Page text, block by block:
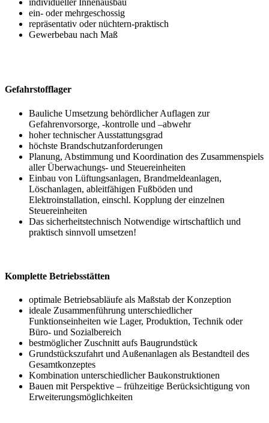
individueller Innenausbau
ein- oder mehrgeschossig
repräsentativ oder nüchtern-praktisch
Gewerbebau nach Maß
Gefahrstofflager
Bauliche Umsetzung behördlicher Auflagen zur
Gefahrenvorsorge, -kontrolle und –abwehr
hoher technischer Ausstattungsgrad
höchste Brandschutzanforderungen
Planung, Abstimmung und Koordination des Zusammenspiels
aller Überwachungs- und Steuereinheiten
Einbau von Lüftungsanlagen, Brandmeldeanlagen,
Löschanlagen, ableitfähigen Fußböden und
Elektroinstallation, einschl. Kopplung der einzelnen
Steuereinheiten
Das sicherheitstechnisch Notwendige wirtschaftlich und
praktisch sinnvoll umsetzen!
Komplette Betriebsstätten
optimale Betriebsabläufe als Maßstab der Konzeption
ideale Zusammenführung unterschiedlicher
Funktionseinheiten wie Lager, Produktion, Technik oder
Büro- und Sozialbereich
bestmöglicher Zuschnitt aufs Baugrundstück
Grundstückszufahrt und Außenanlagen als Bestandteil des
Gesamtkonzeptes
Kombination unterschiedlicher Baukonstruktionen
Bauen mit Perspektive – frühzeitige Berücksichtigung von
Erweiterungsmöglichkeiten